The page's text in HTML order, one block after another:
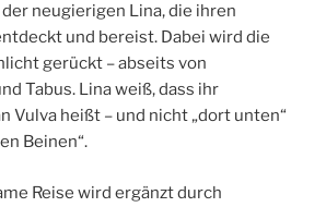
neugierigen Lina, die ihren
und bereist. Dabei wird die
gerückt – abseits von
Tabus. Lina weiß, dass ihr
Vulva heißt – und nicht „dort unten“
Beinen“.
Reise wird ergänzt durch